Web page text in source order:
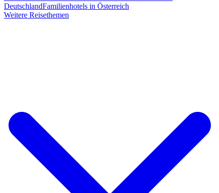
DeutschlandFamilienhotels in Österreich
Weitere Reisethemen